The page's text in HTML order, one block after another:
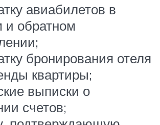
авиабилетов в
и обратном
бронирования отеля
квартиры;
выписки о
счетов;